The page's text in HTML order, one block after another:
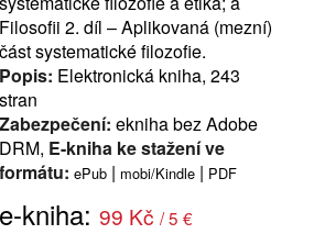
Filosofii 2. díl – Aplikovaná (mezní)
část systematické filozofie.
Popis: Elektronická kniha, 243
stran
Zabezpečení: ekniha bez Adobe
DRM, E-kniha ke stažení ve
formátu: ePub | mobi/Kindle | PDF
e-kniha: 99 Kč / 5 €